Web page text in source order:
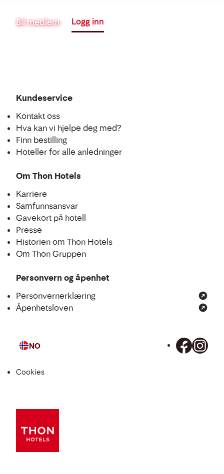
Bli medlem Logg inn
Kundeservice
Kontakt oss
Hva kan vi hjelpe deg med?
Finn bestilling
Hoteller for alle anledninger
Om Thon Hotels
Karriere
Samfunnsansvar
Gavekort på hotell
Presse
Historien om Thon Hotels
Om Thon Gruppen
Personvern og åpenhet
Personvernerklæring
Åpenhetsloven
Språk
NO
Cookies